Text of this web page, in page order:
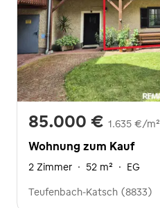
85.000 € 1.635 €/m²
Wohnung zum Kauf
2 Zimmer · 52 m² · EG
Teufenbach-Katsch (8833)